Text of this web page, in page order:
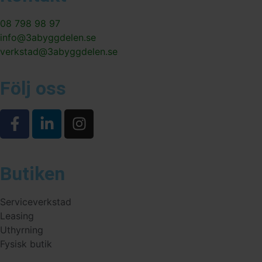
08 798 98 97
info@3abyggdelen.se
verkstad@3abyggdelen.se
Följ oss
Butiken
Serviceverkstad
Leasing
Uthyrning
Fysisk butik